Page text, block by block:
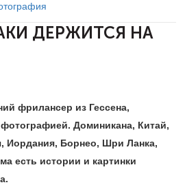
ДЕРЖИТСЯ НА
фрилансер из Гессена,
Доминикана, Китай,
Иордания, Борнео, Шри Ланка,
есть истории и картинки